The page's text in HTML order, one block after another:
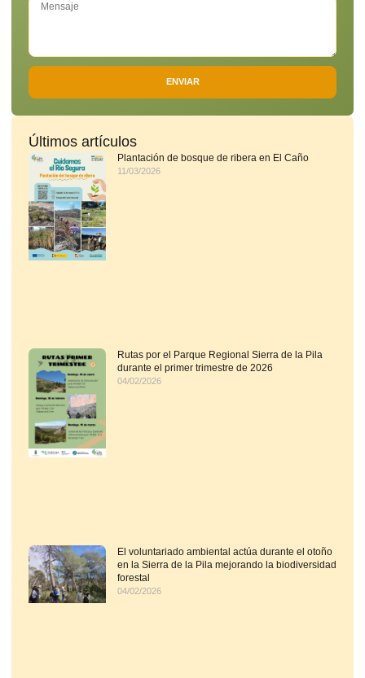
ENVIAR
Últimos artículos
Plantación de bosque de ribera en El Caño
11/03/2026
Rutas por el Parque Regional Sierra de la Pila
durante el primer trimestre de 2026
04/02/2026
El voluntariado ambiental actúa durante el otoño
en la Sierra de la Pila mejorando la biodiversidad
forestal
04/02/2026